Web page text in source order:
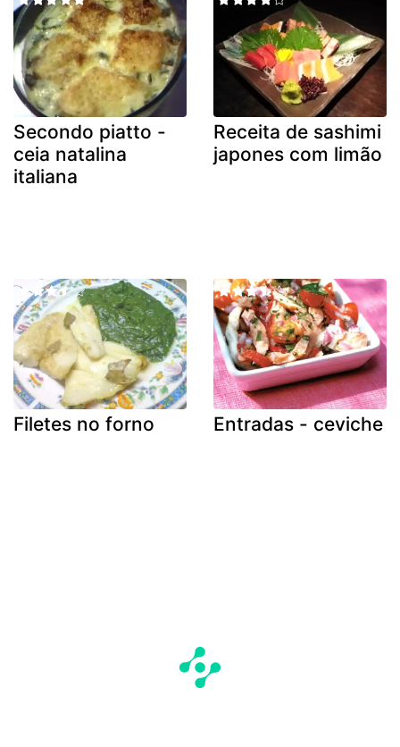
Secondo piatto -
ceia natalina
italiana
Receita de sashimi
japones com limão
Filetes no forno Entradas - ceviche